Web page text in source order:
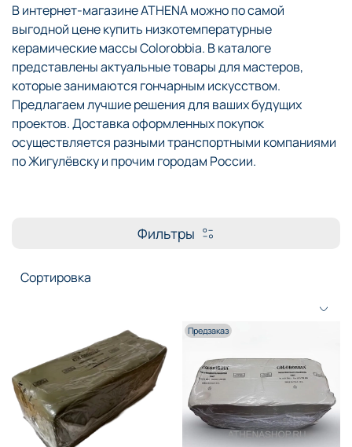
В интернет-магазине ATHENA можно по самой
выгодной цене купить низкотемпературные
керамические массы Colorobbia. В каталоге
представлены актуальные товары для мастеров,
которые занимаются гончарным искусством.
Предлагаем лучшие решения для ваших будущих
проектов. Доставка оформленных покупок
осуществляется разными транспортными компаниями
по Жигулёвску и прочим городам России.
Фильтры
Предзаказ